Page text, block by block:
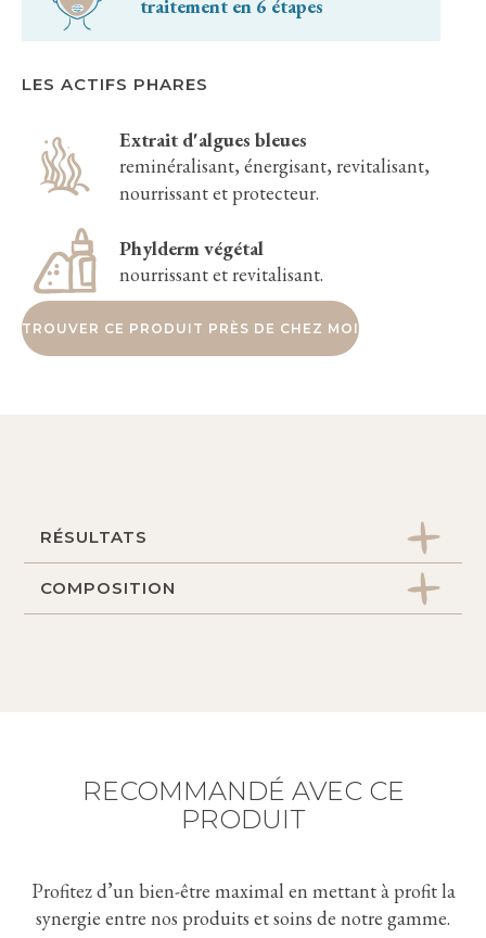
traitement en 6 étapes
LES ACTIFS PHARES
Extrait d'algues bleues
reminéralisant, énergisant, revitalisant,
nourrissant et protecteur.
Phylderm végétal
nourrissant et revitalisant.
TROUVER CE PRODUIT PRÈS DE CHEZ MOI
RÉSULTATS
Peau redensifiée, hydratée et revitalisée. Rides
COMPOSITION
cellules et reconstitue profondément
cellules mortes.
RECOMMANDÉ AVEC CE
PRODUIT
Profitez d’un bien-être maximal en mettant à profit la
synergie entre nos produits et soins de notre gamme.